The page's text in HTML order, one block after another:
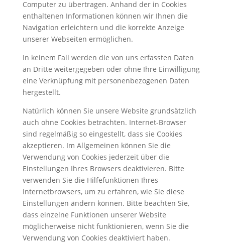
Computer zu übertragen. Anhand der in Cookies
enthaltenen Informationen können wir Ihnen die
Navigation erleichtern und die korrekte Anzeige
unserer Webseiten ermöglichen.
In keinem Fall werden die von uns erfassten Daten
an Dritte weitergegeben oder ohne Ihre Einwilligung
eine Verknüpfung mit personenbezogenen Daten
hergestellt.
Natürlich können Sie unsere Website grundsätzlich
auch ohne Cookies betrachten. Internet-Browser
sind regelmäßig so eingestellt, dass sie Cookies
akzeptieren. Im Allgemeinen können Sie die
Verwendung von Cookies jederzeit über die
Einstellungen Ihres Browsers deaktivieren. Bitte
verwenden Sie die Hilfefunktionen Ihres
Internetbrowsers, um zu erfahren, wie Sie diese
Einstellungen ändern können. Bitte beachten Sie,
dass einzelne Funktionen unserer Website
möglicherweise nicht funktionieren, wenn Sie die
Verwendung von Cookies deaktiviert haben.